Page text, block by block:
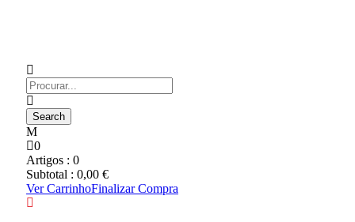
0
Artigos : 0
Subtotal : 0,00 €
Ver CarrinhoFinalizar Compra